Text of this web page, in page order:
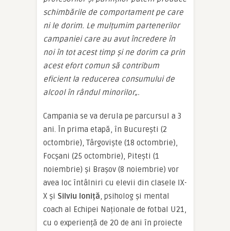
schimbările de comportament pe care
ni le dorim. Le mulțumim partenerilor
campaniei care au avut încredere în
noi în tot acest timp și ne dorim ca prin
acest efort comun să contribum
eficient la reducerea consumului de
alcool în rândul minorilor„.
Campania se va derula pe parcursul a 3
ani. În prima etapă, în București (2
octombrie), Târgoviște (18 octombrie),
Focșani (25 octombrie), Pitești (1
noiembrie) și Brașov (8 noiembrie) vor
avea loc întâlniri cu elevii din clasele IX-
X și Silviu Ioniță, psiholog și mental
coach al Echipei Naționale de fotbal U21,
cu o experiență de 20 de ani în proiecte